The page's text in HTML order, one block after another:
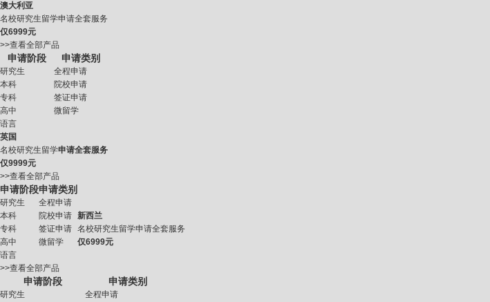
澳大利亚
名校研究生留学申请全套服务
仅6999元
>>查看全部产品
申请阶段 申请类别
研究生
全程申请
本科
院校申请
专科
签证申请
高中
微留学
语言
英国
名校研究生留学申请全套服务
仅9999元
>>查看全部产品
申请阶段申请类别
研究生
全程申请
新西兰
名校研究生留学申请全套服务
仅6999元
本科
院校申请
专科
签证申请
高中
微留学
语言
>>查看全部产品
申请阶段 申请类别
研究生
全程申请